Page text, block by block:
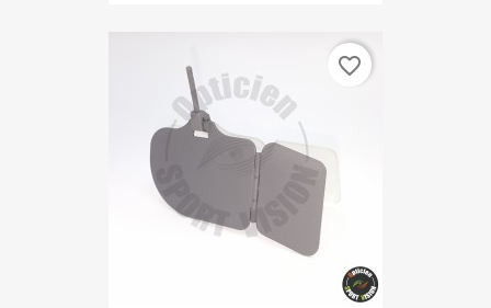
favorite_border